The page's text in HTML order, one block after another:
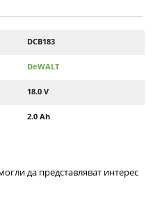
DCB183
DeWALT
18.0 V
2.0 Ah
да представляват интерес